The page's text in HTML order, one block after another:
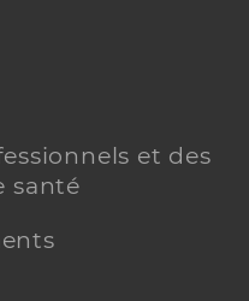
et des
santé